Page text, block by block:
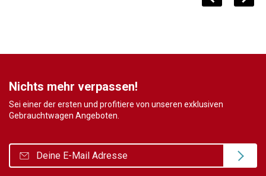
Nichts mehr verpassen!
Sei einer der ersten und profitiere von unseren exklusiven
Gebrauchtwagen Angeboten.